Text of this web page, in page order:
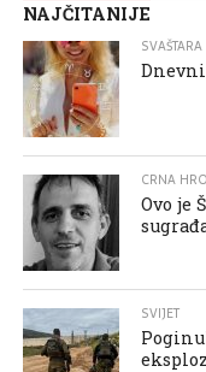
NAJČITANIJE
SVAŠTARA
Dnevni
CRNA
Ovo je
SVIJET